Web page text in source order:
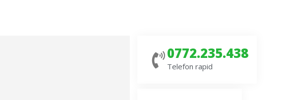
0772.235.438
Telefon rapid